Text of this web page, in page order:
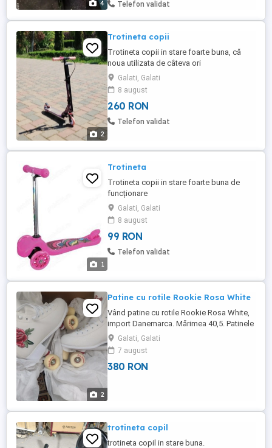
4 Telefon validat
2
Trotineta copii
Trotineta copii in stare foarte buna, că
noua utilizata de câteva ori
Galati, Galati
8 august
260 RON
Telefon validat
1
Trotineta
Trotineta copii in stare foarte buna de
funcționare
Galati, Galati
8 august
99 RON
Telefon validat
2
Patine cu rotile Rookie Rosa White
Vând patine cu rotile Rookie Rosa White,
import Danemarca. Mărimea 40,5. Patinele
sunt noi. Nu au fost folosite niciodată.
Sunt în stare perfectă. Descriere Patinele
Rosa Roller Skates de la Rookie au o
cizmă clasică în stil figurat și sunt
Galati, Galati
7 august
380 RON
trotineta copil
trotineta copil in stare buna.